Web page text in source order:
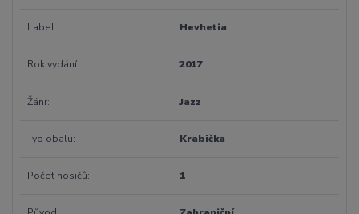
Label Hevhetia
Rok vydání 2017
Žánr Jazz
Typ obalu Krabička
Počet nosičů 1